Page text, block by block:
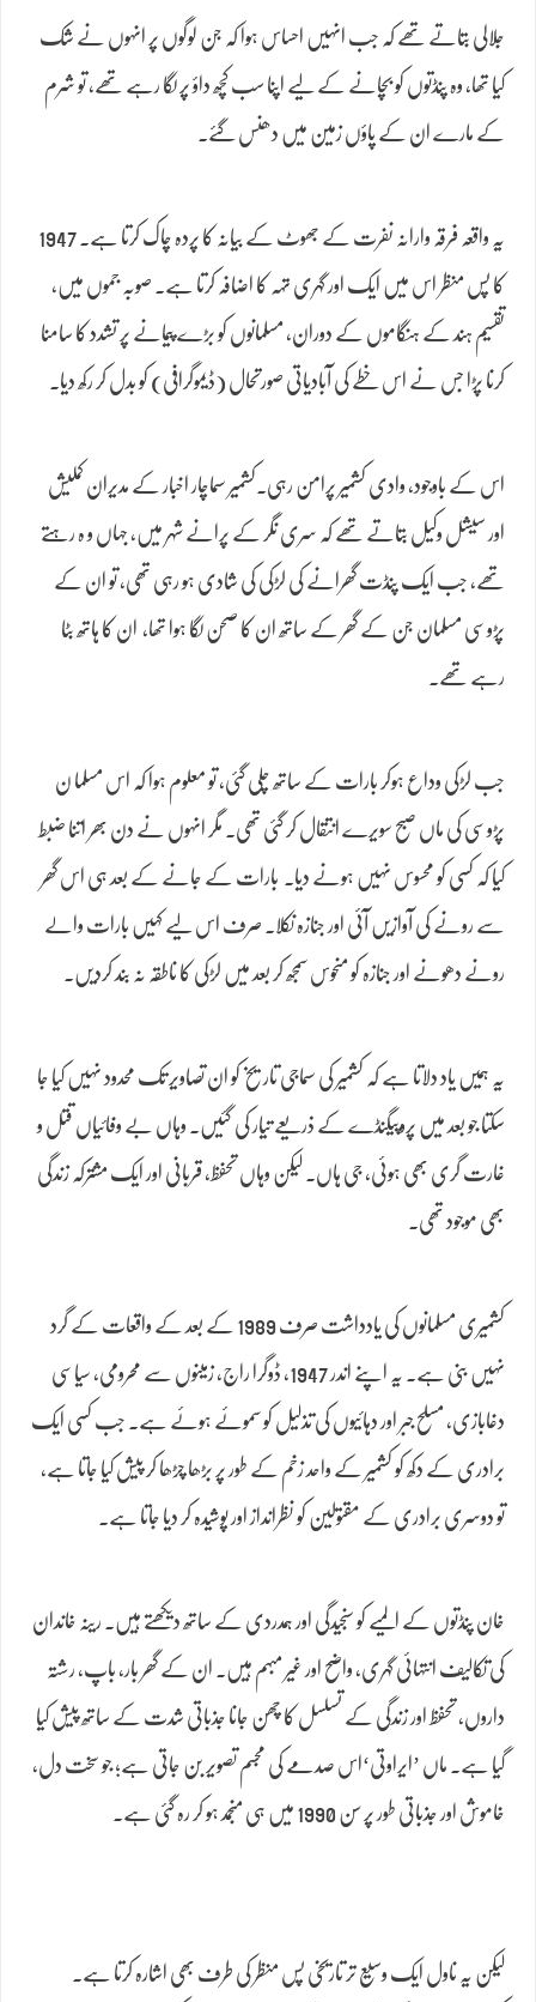
جلالی بتاتے تھے کہ جب انہیں احساس ہوا کہ جن لوگوں پر انہوں نے شک
کیا تھا، وہ پنڈتوں کو بچانے کے لیے اپنا سب کچھ داؤ پر لگا رہے تھے، تو شرم
کے مارے ان کے پاؤں زمین میں دھنس گئے۔
یہ واقعہ فرقہ وارانہ نفرت کے جھوٹ کے بیانہ کا پردہ چاک کرتا ہے۔ 1947
کا پس منظر اس میں ایک اور گہری تہہ کا اضافہ کرتا ہے۔ صوبہ جموں میں،
تقسیم ہند کے ہنگاموں کے دوران، مسلمانوں کو بڑے پیمانے پر تشدد کا سامنا
کرنا پڑا جس نے اس خطے کی آبادیاتی صورتحال (ڈیموگرافی) کو بدل کر رکھ دیا۔
اس کے باوجود، وادی کشمیر پرامن رہی۔کشمیر سماچار اخبار کے مدیران کملیش
اور سیشل وکیل بتاتے تھے کہ سری نگر کے پرانے شہر میں، جہاں و ہ رہتے
تھے، جب ایک پنڈت گھرانے کی لڑکی کی شادی ہو رہی تھی، تو ان کے
پڑوسی مسلمان جن کے گھر کے ساتھ ان کا صحن لگا ہوا تھا، ان کا ہاتھ بٹا
رہے تھے۔
جب لڑکی وداع ہوکر بارات کے ساتھ چلی گئی، تو معلوم ہوا کہ اس مسلما ن
پڑوسی کی ماں صبح سویرے انتقال کر گئی تھی۔ مگر انہوں نے دن بھر اتنا ضبط
کیا کہ کسی کو محسوس نہیں ہونے دیا۔ بارات کے جانے کے بعد ہی اس گھر
سے رونے کی آوازیں آئی اور جنازہ نکلا۔ صرف اس لیے کہیں بارات والے
رونے دھونے اور جنازہ کو منحوس سمجھ کر بعد میں لڑکی کا ناطقہ نہ بند کردیں۔
یہ ہمیں یاد دلاتا ہے کہ کشمیر کی سماجی تاریخ کو ان تصاویر تک محدود نہیں کیا جا
سکتا جو بعد میں پروپیگنڈے کے ذریعے تیار کی گئیں۔ وہاں بے وفائیاں قتل و
غارت گری بھی ہوئی، جی ہاں۔ لیکن وہاں تحفظ، قربانی اور ایک مشترکہ زندگی
بھی موجود تھی۔
کشمیری مسلمانوں کی یادداشت صرف 1989 کے بعد کے واقعات کے گرد
نہیں بنی ہے۔ یہ اپنے اندر 1947، ڈوگرا راج، زمینوں سے محرومی، سیاسی
دغابازی، مسلح جبر اور دہائیوں کی تذلیل کو سموئے ہوئے ہے۔ جب کسی ایک
برادری کے دکھ کو کشمیر کے واحد زخم کے طور پر بڑھا چڑھا کر پیش کیا جاتا ہے،
تو دوسری برادری کے مقتولین کو نظرانداز اور پوشیدہ کر دیا جاتا ہے۔
خان پنڈتوں کے المیے کو سنجیدگی اور ہمدردی کے ساتھ دیکھتے ہیں۔ رینہ خاندان
کی تکالیف انتہائی گہری، واضح اور غیر مبہم ہیں۔ ان کے گھر بار، باپ، رشتہ
داروں، تحفظ اور زندگی کے تسلسل کا چھن جانا جذباتی شدت کے ساتھ پیش کیا
گیا ہے۔ ماں ’ایراوتی‘اس صدمے کی مجسم تصویر بن جاتی ہے؛ جو سخت دل،
خاموش اور جذباتی طور پر سن 1990 میں ہی منجمد ہو کر رہ گئی ہے۔
لیکن یہ ناول ایک وسیع تر تاریخی پس منظر کی طرف بھی اشارہ کرتا ہے۔